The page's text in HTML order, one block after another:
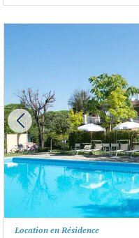
Location en Résidence